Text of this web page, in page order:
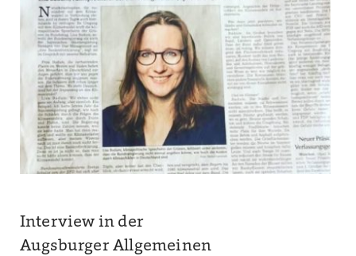
Interview in der
Augsburger Allgemeinen